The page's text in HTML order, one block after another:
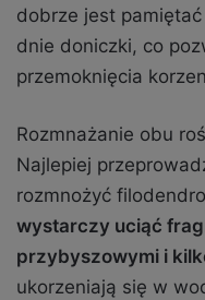
dobrze jest
dnie doniczki, co
przemoknięcia
Rozmnażanie obu
Najlepiej
rozmnożyć
wystarczy uciąć
przybyszowymi i
ukorzeniają się w